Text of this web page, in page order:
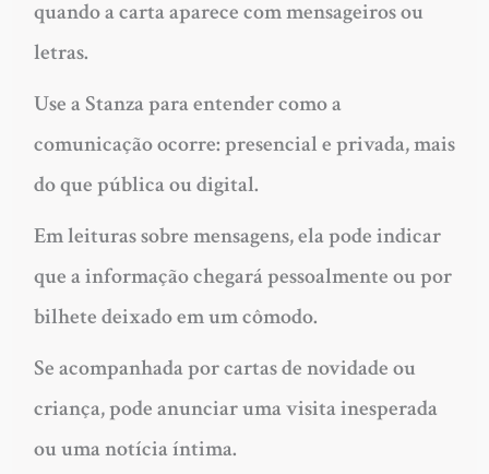
quando a carta aparece com mensageiros ou
letras.
Use a Stanza para entender como a
comunicação ocorre: presencial e privada, mais
do que pública ou digital.
Em leituras sobre mensagens, ela pode indicar
que a informação chegará pessoalmente ou por
bilhete deixado em um cômodo.
Se acompanhada por cartas de novidade ou
criança, pode anunciar uma visita inesperada
ou uma notícia íntima.